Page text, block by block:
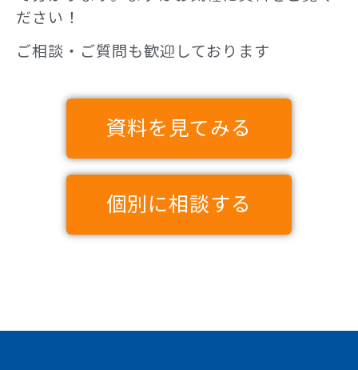
ださい！
ご相談・ご質問も歓迎しております
資料を見てみる
個別に相談する